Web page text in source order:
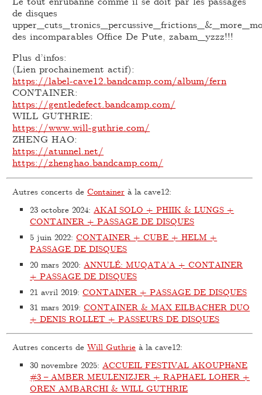
de disques
des incomparables Office De Pute, zabam_yzzz!!!
Plus d’infos:
(Lien prochainement actif):
https://label-cave12.bandcamp.com/album/fern
CONTAINER:
https://gentledefect.bandcamp.com/
WILL GUTHRIE:
https://www.will-guthrie.com/
ZHENG HAO:
https://atunnel.net/
https://zhenghao.bandcamp.com/
Autres concerts deContainer à la cave12:
23 octobre 2024:AKAI SOLO + PHIIK & LUNGS +
CONTAINER + PASSAGE DE DISQUES
5 juin 2022:CONTAINER + CUBE + HELM +
PASSAGE DE DISQUES
20 mars 2020: ANNULÉ: MUQATA’A + CONTAINER
+ PASSAGE DE DISQUES
21 avril 2019:CONTAINER + PASSAGE DE DISQUES
31 mars 2019:CONTAINER & MAX EILBACHER DUO
+ DENIS ROLLET + PASSEURS DE DISQUES
Autres concerts deWill Guthrie à la cave12:
30 novembre 2025:ACCUEIL FESTIVAL AKOUPHèNE
#3 – AMBER MEULENIZJER + RAPHAEL LOHER +
OREN AMBARCHI & WILL GUTHRIE